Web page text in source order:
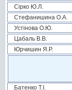
Сірко Ю.Л.
Стефанишина О.А.
Устінова О.Ю.
Цабаль В.В.
Юрчишин Я.Р.
Батенко Т.І.